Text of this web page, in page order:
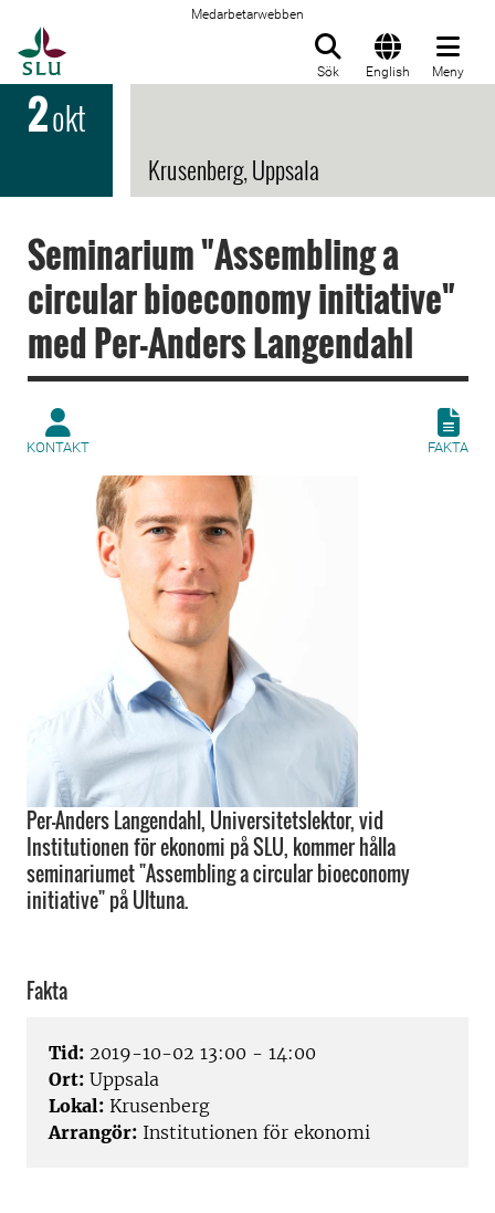
Medarbetarwebben
Sök English Meny
2okt
Krusenberg, Uppsala
Seminarium "Assembling a
circular bioeconomy initiative"
med Per-Anders Langendahl
KONTAKT FAKTA
Per-Anders Langendahl, Universitetslektor, vid
Institutionen för ekonomi på SLU, kommer hålla
seminariumet "Assembling a circular bioeconomy
initiative" på Ultuna.
Fakta
Tid: 2019-10-02 13:00 - 14:00
Ort: Uppsala
Lokal: Krusenberg
Arrangör: Institutionen för ekonomi